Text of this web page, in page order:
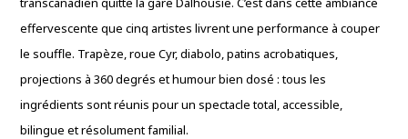
effervescente que cinq artistes livrent une performance à couper
le souffle. Trapèze, roue Cyr, diabolo, patins acrobatiques,
projections à 360 degrés et humour bien dosé : tous les
ingrédients sont réunis pour un spectacle total, accessible,
bilingue et résolument familial.